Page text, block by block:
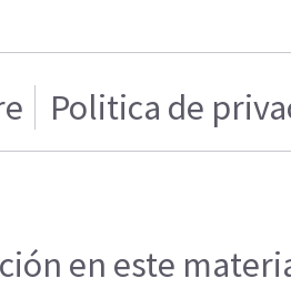
Politica de
en este